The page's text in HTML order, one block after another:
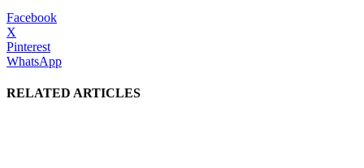
Facebook
X
Pinterest
WhatsApp
RELATED ARTICLES